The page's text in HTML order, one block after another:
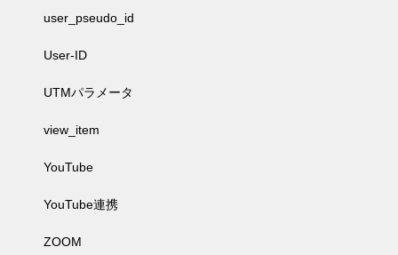
user_pseudo_id
User-ID
UTMパラメータ
view_item
YouTube
YouTube連携
ZOOM